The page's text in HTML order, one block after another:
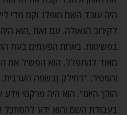
היה עובד השם מופלג וקם מדי
לקירוב הגאולה. עם זאת ,הוא היה
בפשיטות. באחת הפעמים בעת
מאוד להתפלל, הוא הפשיל את
והפטיר: "דחילק (בשפה הערבית,
הולך היום". הוא היה פרקטי
בעבודת השם והוא ידע להסתכל